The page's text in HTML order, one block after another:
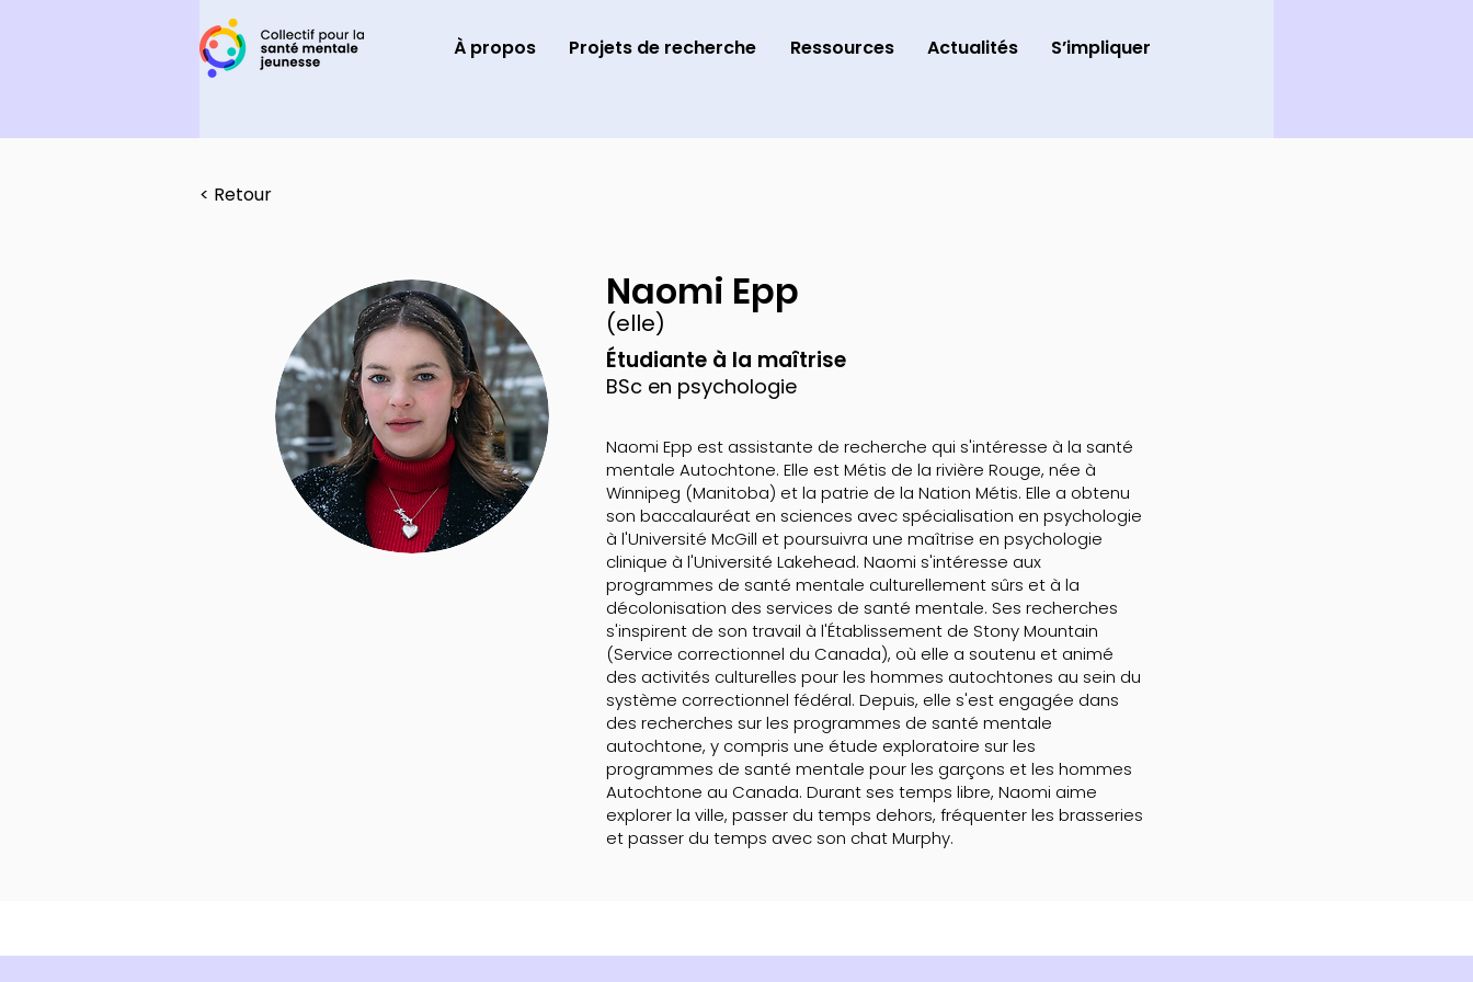
À propos Projets de recherche Ressources Actualités S’impliquer
< Retour
Naomi Epp
(elle)
Étudiante à la maîtrise
BSc en psychologie
Naomi Epp est assistante de recherche qui s'intéresse à la santé
mentale Autochtone. Elle est Métis de la rivière Rouge, née à
Winnipeg (Manitoba) et la patrie de la Nation Métis. Elle a obtenu
son baccalauréat en sciences avec spécialisation en psychologie
à l'Université McGill et poursuivra une maîtrise en psychologie
clinique à l'Université Lakehead. Naomi s'intéresse aux
programmes de santé mentale culturellement sûrs et à la
décolonisation des services de santé mentale. Ses recherches
s'inspirent de son travail à l'Établissement de Stony Mountain
(Service correctionnel du Canada), où elle a soutenu et animé
des activités culturelles pour les hommes autochtones au sein du
système correctionnel fédéral. Depuis, elle s'est engagée dans
des recherches sur les programmes de santé mentale
autochtone, y compris une étude exploratoire sur les
programmes de santé mentale pour les garçons et les hommes
Autochtone au Canada. Durant ses temps libre, Naomi aime
explorer la ville, passer du temps dehors, fréquenter les brasseries
et passer du temps avec son chat Murphy.